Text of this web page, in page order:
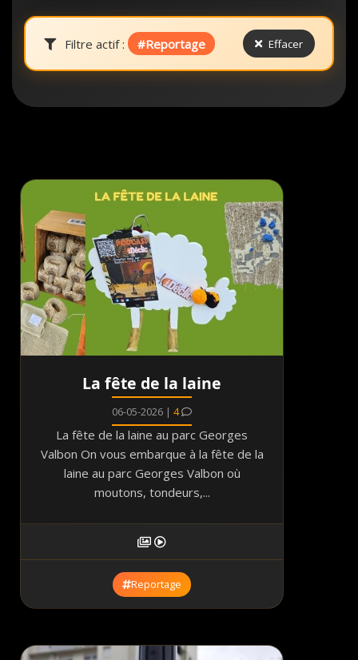
Filtre actif : #Reportage Effacer
La fête de la laine
06-05-2026 | 4
La fête de la laine au parc Georges
Valbon On vous embarque à la fête de la
laine au parc Georges Valbon où
moutons, tondeurs,...
Reportage